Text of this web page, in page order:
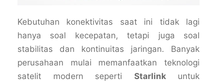
Kebutuhan konektivitas saat ini tidak lagi
hanya soal kecepatan, tetapi juga soal
stabilitas dan kontinuitas jaringan. Banyak
perusahaan mulai memanfaatkan teknologi
satelit modern seperti Starlinkuntuk